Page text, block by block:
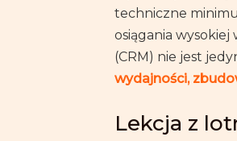
techniczne
osiągania
(CRM) nie jest
wydajności,
Lekcja z